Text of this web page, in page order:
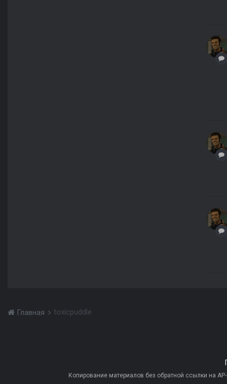
Главная toxicpuddle
Копирование материалов без обратной ссылки на